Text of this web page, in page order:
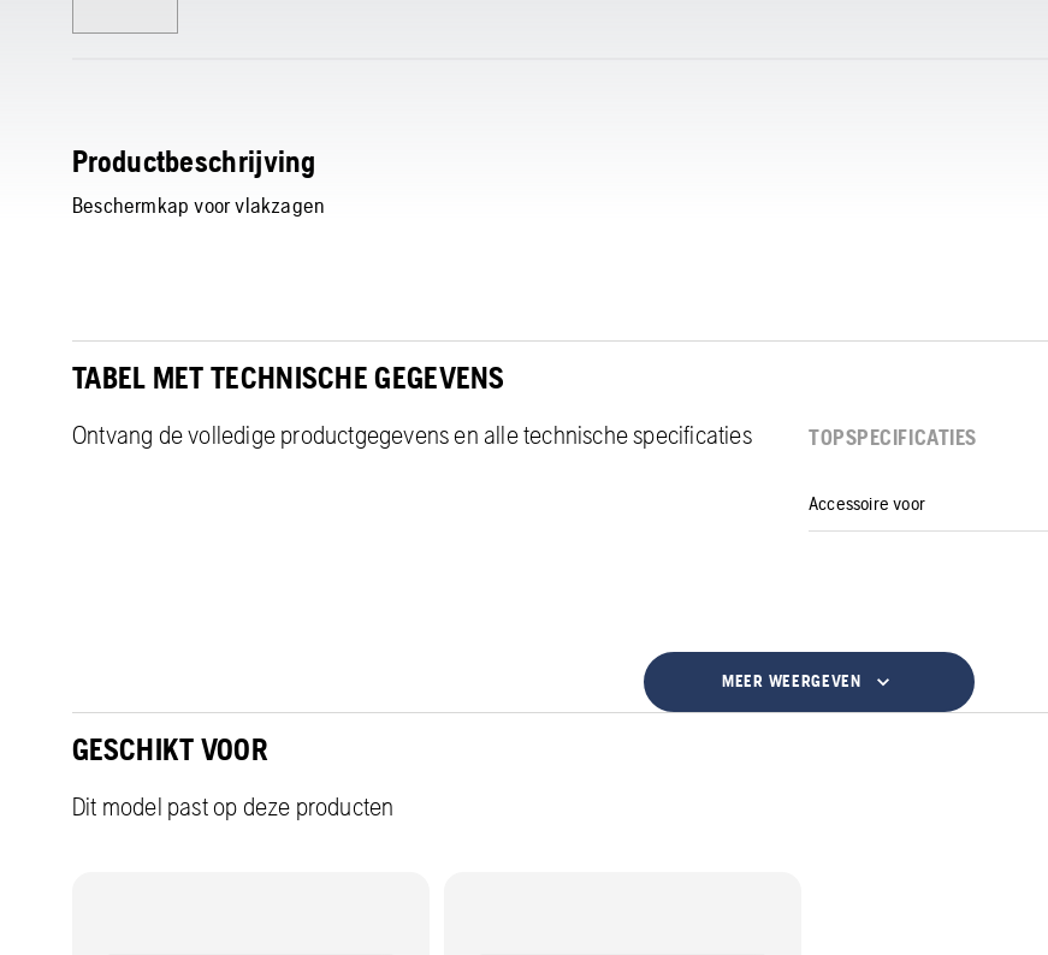
Productbeschrijving
Beschermkap voor vlakzagen
TABEL MET TECHNISCHE GEGEVENS
Ontvang de volledige productgegevens en alle technische specificaties TOPSPECIFICATIES
Accessoire voor
MEER WEERGEVEN
GESCHIKT VOOR
Dit model past op deze producten